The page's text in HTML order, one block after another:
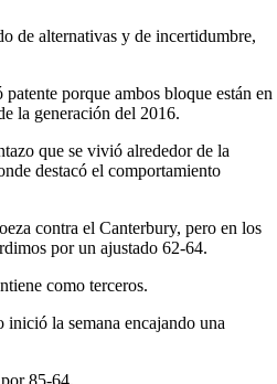
de alternativas y de incertidumbre,
porque ambos bloque están en
la generación del 2016.
que se vivió alrededor de la
destacó el comportamiento
contra el Canterbury, pero en los
por un ajustado 62-64.
como terceros.
la semana encajando una
85-64.